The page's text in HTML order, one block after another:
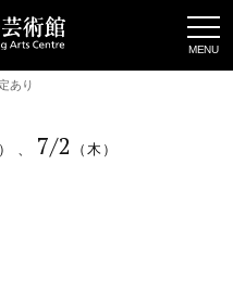
あり
、 7/2 （木）